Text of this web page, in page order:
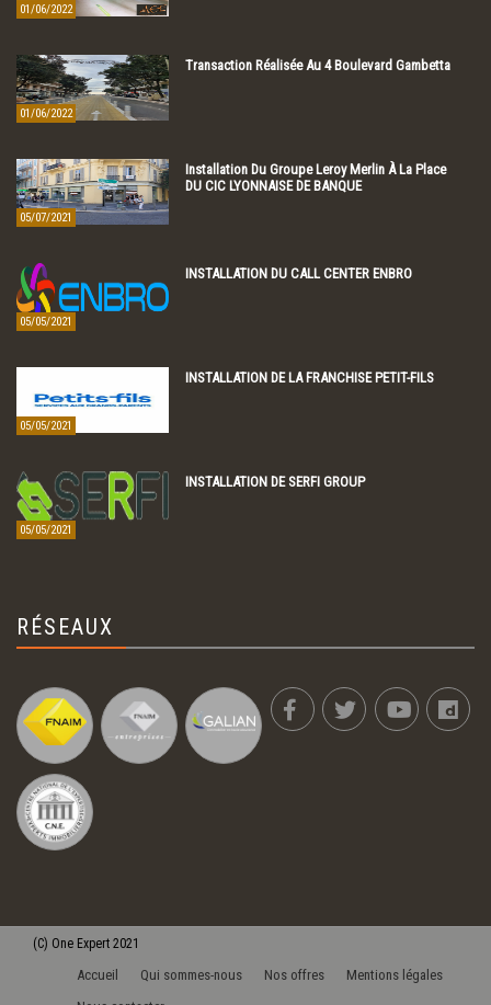
01/06/2022
01/06/2022
Transaction Réalisée Au 4 Boulevard Gambetta
05/07/2021
Installation Du Groupe Leroy Merlin À La Place
DU CIC LYONNAISE DE BANQUE
05/05/2021
INSTALLATION DU CALL CENTER ENBRO
05/05/2021
INSTALLATION DE LA FRANCHISE PETIT-FILS
05/05/2021
INSTALLATION DE SERFI GROUP
RÉSEAUX
(C) One Expert 2021
Accueil Qui sommes-nous Nos offres
Mentions légales